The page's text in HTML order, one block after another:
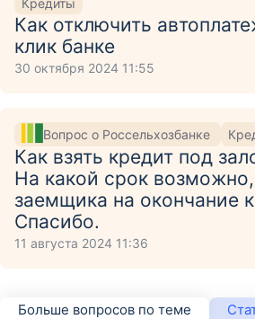
Как отключить
клик банке
30 октября 2024 11:55
Вопрос о Россельхозбанке
Как взять кредит под
На какой срок
заемщика на окончание
Спасибо.
11 августа 2024 11:36
Больше вопросов по теме